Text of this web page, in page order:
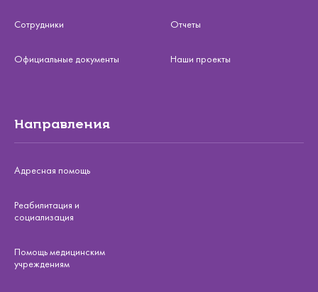
Сотрудники Отчеты
Официальные документы Наши проекты
Направления
Адресная помощь
Реабилитация и
социализация
Помощь медицинским
учреждениям